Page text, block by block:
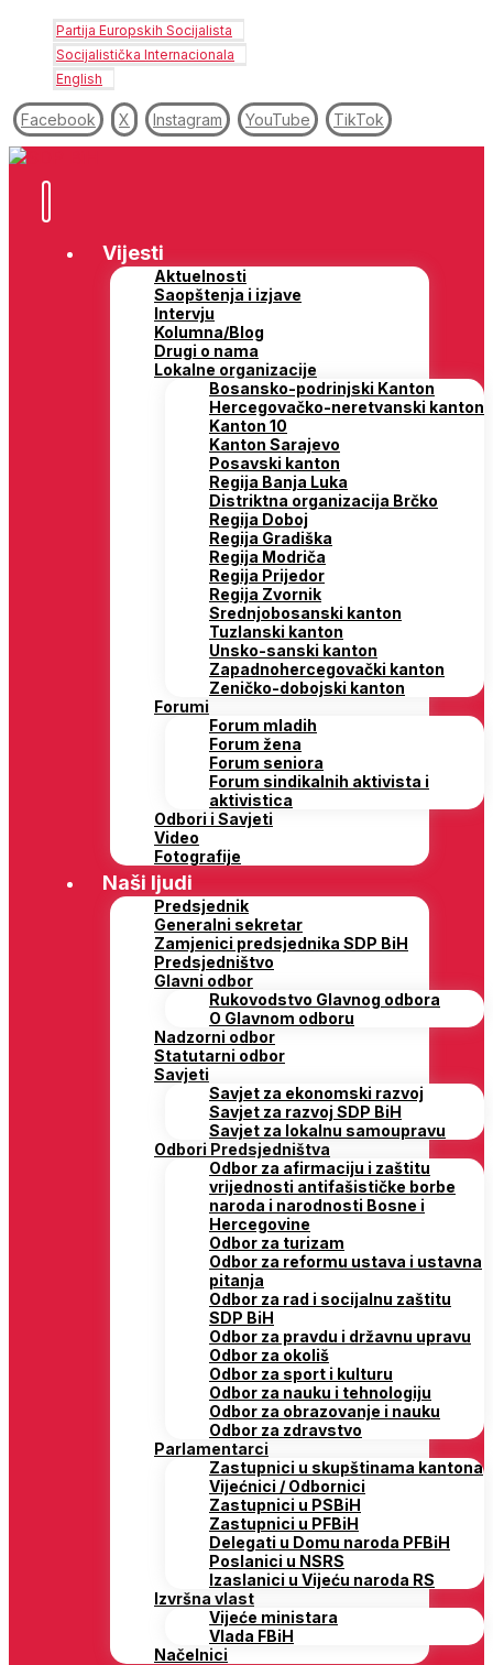
Partija Europskih Socijalista
Socijalistička Internacionala
English
Facebook X Instagram YouTube TikTok
Vijesti
Aktuelnosti
Saopštenja i izjave
Intervju
Kolumna/Blog
Drugi o nama
Lokalne organizacije
Bosansko-podrinjski Kanton
Hercegovačko-neretvanski kanton
Kanton 10
Kanton Sarajevo
Posavski kanton
Regija Banja Luka
Distriktna organizacija Brčko
Regija Doboj
Regija Gradiška
Regija Modriča
Regija Prijedor
Regija Zvornik
Srednjobosanski kanton
Tuzlanski kanton
Unsko-sanski kanton
Zapadnohercegovački kanton
Zeničko-dobojski kanton
Forumi
Forum mladih
Forum žena
Forum seniora
Forum sindikalnih aktivista i
aktivistica
Odbori i Savjeti
Video
Fotografije
Naši ljudi
Predsjednik
Generalni sekretar
Zamjenici predsjednika SDP BiH
Predsjedništvo
Glavni odbor
Rukovodstvo Glavnog odbora
O Glavnom odboru
Nadzorni odbor
Statutarni odbor
Savjeti
Savjet za ekonomski razvoj
Savjet za razvoj SDP BiH
Savjet za lokalnu samoupravu
Odbori Predsjedništva
Odbor za afirmaciju i zaštitu
vrijednosti antifašističke borbe
naroda i narodnosti Bosne i
Hercegovine
Odbor za turizam
Odbor za reformu ustava i ustavna
pitanja
Odbor za rad i socijalnu zaštitu
SDP BiH
Odbor za pravdu i državnu upravu
Odbor za okoliš
Odbor za sport i kulturu
Odbor za nauku i tehnologiju
Odbor za obrazovanje i nauku
Odbor za zdravstvo
Parlamentarci
Zastupnici u skupštinama kantona
Vijećnici / Odbornici
Zastupnici u PSBiH
Zastupnici u PFBiH
Delegati u Domu naroda PFBiH
Poslanici u NSRS
Izaslanici u Vijeću naroda RS
Izvršna vlast
Vijeće ministara
Vlada FBiH
Načelnici